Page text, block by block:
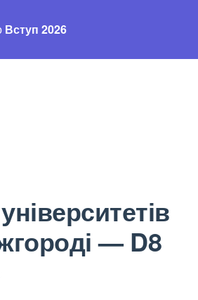
Вступ 2026
— D8